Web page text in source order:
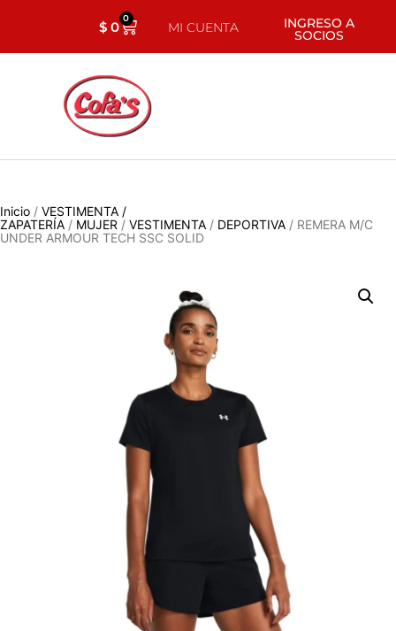
$0 0
MI CUENTA INGRESO A
SOCIOS
Inicio / VESTIMENTA /
ZAPATERÍA / MUJER / VESTIMENTA / DEPORTIVA / REMERA M/C
UNDER ARMOUR TECH SSC SOLID